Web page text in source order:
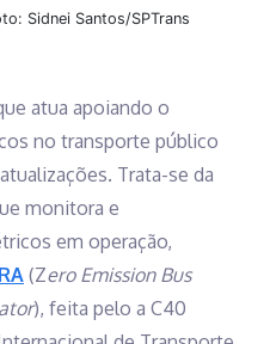
Sidnei Santos/SPTrans
atua apoiando o
no transporte público
Trata-se da
monitora e
em operação,
(Zero Emission Bus
), feita pelo a C40